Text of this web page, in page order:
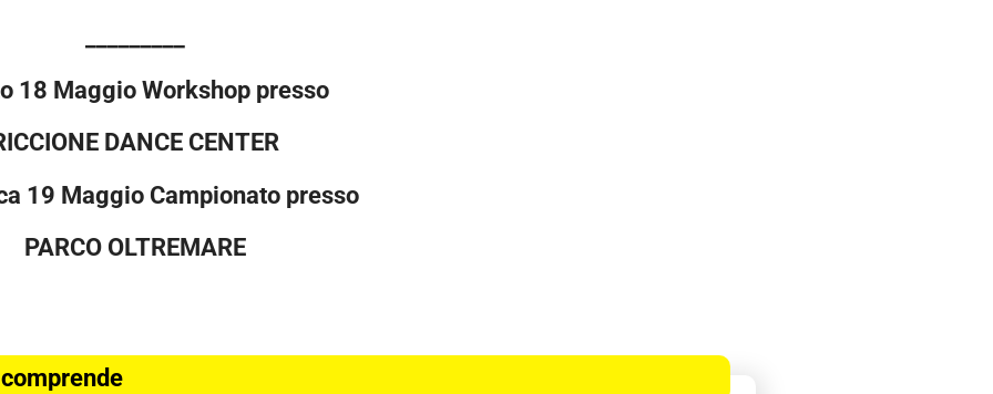
18 Maggio Workshop presso
DANCE CENTER
19 Maggio Campionato presso
PARCO OLTREMARE